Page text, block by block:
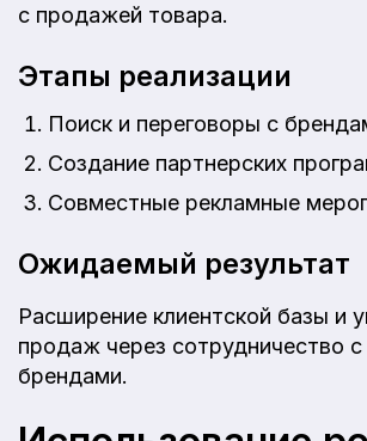
с продажей товара.
Этапы реализации
Поиск и переговоры с
Создание партнерских
Совместные рекламные
Ожидаемый результат
Расширение клиентской базы и
продаж через сотрудничество
брендами.